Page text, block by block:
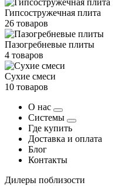
Гипсостружечная плита
26 товаров
Пазогребневые плиты
4 товаров
Сухие смеси
10 товаров
О нас
Системы
Где купить
Доставка и оплата
Блог
Контакты
Дилеры поблизости